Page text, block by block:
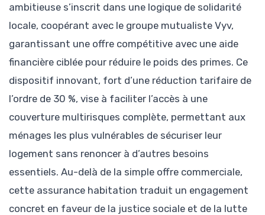
ambitieuse s’inscrit dans une logique de solidarité
locale, coopérant avec le groupe mutualiste Vyv,
garantissant une offre compétitive avec une aide
financière ciblée pour réduire le poids des primes. Ce
dispositif innovant, fort d’une réduction tarifaire de
l’ordre de 30 %, vise à faciliter l’accès à une
couverture multirisques complète, permettant aux
ménages les plus vulnérables de sécuriser leur
logement sans renoncer à d’autres besoins
essentiels. Au-delà de la simple offre commerciale,
cette assurance habitation traduit un engagement
concret en faveur de la justice sociale et de la lutte